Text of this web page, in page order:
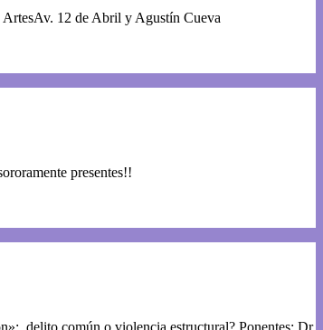
12 de Abril y Agustín Cueva
presentes!!
delito común o violencia estructural? Ponentes: Dr.